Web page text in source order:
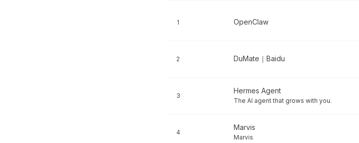
1 OpenClaw
2 DuMate｜Baidu
3
Hermes Agent
The AI agent that grows with you.
4
Marvis
Marvis